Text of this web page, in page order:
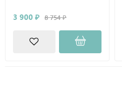
3 900 ₽ 8 754 ₽